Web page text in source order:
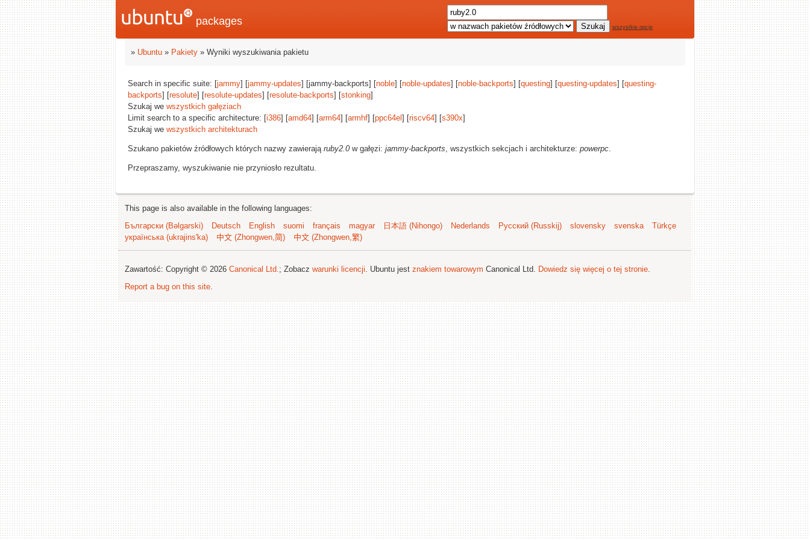
packages wszystkie opcje
» Ubuntu » Pakiety » Wyniki wyszukiwania pakietu
Search in specific suite: [jammy] [jammy-updates] [jammy-backports] [noble] [noble-updates] [noble-backports] [questing] [questing-updates] [questing-
backports] [resolute] [resolute-updates] [resolute-backports] [stonking]
Szukaj we wszystkich gałęziach
Limit search to a specific architecture: [i386] [amd64] [arm64] [armhf] [ppc64el ] [riscv64] [s390x]
Szukaj we wszystkich architekturach
Szukano pakietów źródłowych których nazwy zawierają ruby2.0 w gałęzi: jammy-backports, wszystkich sekcjach i architekturze: powerpc.
Przepraszamy, wyszukiwanie nie przyniosło rezultatu.
This page is also available in the following languages:
Български (Bəlgarski)
Deutsch English suomi français magyar 日本語 (Nihongo) Nederlands Русский (Russkij) slovensky svenska
Türkçe
українська (ukrajins'ka)
中文 (Zhongwen,简) 中文 (Zhongwen,繁)
Zawartość: Copyright © 2026 Canonical Ltd.; Zobacz warunki licencji. Ubuntu jest znakiem towarowym Canonical Ltd. Dowiedz się więcej o tej stronie.
Report a bug on this site.